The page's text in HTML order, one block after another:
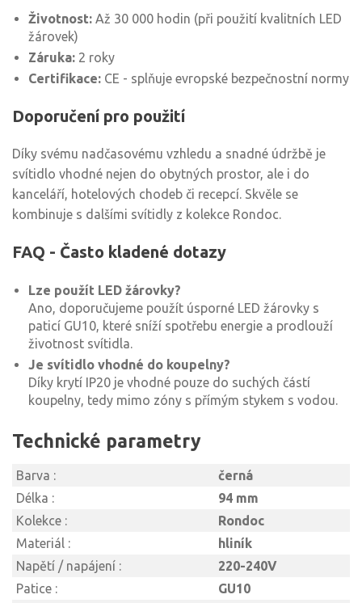
Životnost: Až 30 000 hodin (při použití kvalitních LED
žárovek)
Záruka: 2 roky
Certifikace: CE - splňuje evropské bezpečnostní normy
Doporučení pro použití
Díky svému nadčasovému vzhledu a snadné údržbě je
svítidlo vhodné nejen do obytných prostor, ale i do
kanceláří, hotelových chodeb či recepcí. Skvěle se
kombinuje s dalšími svítidly z kolekce Rondoc.
FAQ - Často kladené dotazy
Lze použít LED žárovky?
Ano, doporučujeme použít úsporné LED žárovky s
paticí GU10, které sníží spotřebu energie a prodlouží
životnost svítidla.
Je svítidlo vhodné do koupelny?
Díky krytí IP20 je vhodné pouze do suchých částí
koupelny, tedy mimo zóny s přímým stykem s vodou.
Technické parametry
Barva :
černá
Délka :
94 mm
Kolekce :
Rondoc
Materiál :
hliník
Napětí / napájení :
220-240V
Patice :
GU10